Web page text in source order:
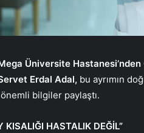
Üniversite
Erdal Adal, bu ayrımın
önemli bilgiler paylaştı.
KISALIĞI HASTALIK DEĞİL”